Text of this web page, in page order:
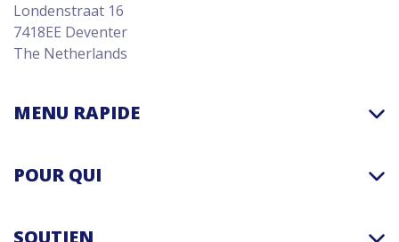
Londenstraat 16
7418EE Deventer
The Netherlands
MENU RAPIDE
POUR QUI
SOUTIEN